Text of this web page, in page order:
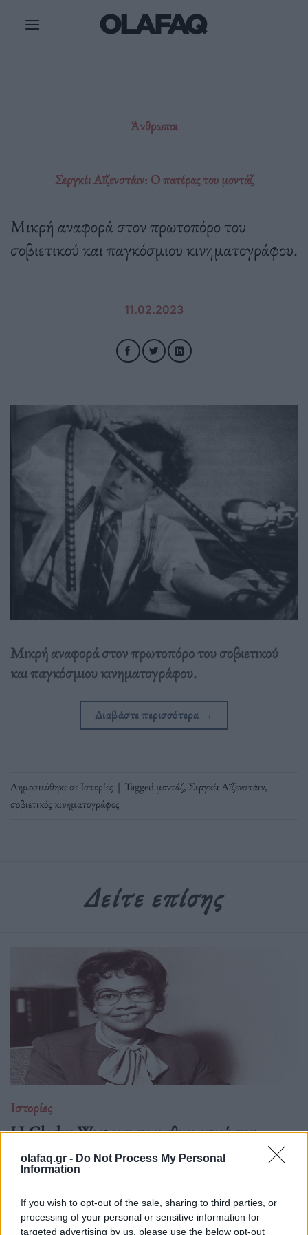
olafaq.gr - Do Not Process My Personal
Information
If you wish to opt-out of the sale, sharing to third parties, or
processing of your personal or sensitive information for
targeted advertising by us, please use the below opt-out
Άνθρωποι
Σεργκέι Αϊζενστάιν: Ο πατέρας του μοντάζ
Μικρή αναφορά στον πρωτοπόρο του
σοβιετικού και παγκόσμιου κινηματογράφου.
11.02.2023
Μικρή αναφορά στον πρωτοπόρο του σοβιετικού
και παγκόσμιου κινηματογράφου.
Διαβάστε περισσότερα →
Δημοσιεύθηκε σεΙστορίες | Taggedμοντάζ, Σεργκέι Αϊζενστάιν,
σοβιετικός κινηματογράφος
Δείτε επίσης
Ιστορίες
Η Gladys West και τα μαθηματικά που
κρατούν το GPS στη θέση του
28.01.26
Η Gladys West έθεσε τις βάσεις του σύγχρονου GPS,
μετατρέποντας δορυφορικά δεδομένα, υπομονή και καθαρά